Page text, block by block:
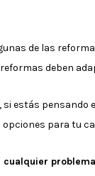
de las
reformas deben
si estás
opciones para tu
cualquier